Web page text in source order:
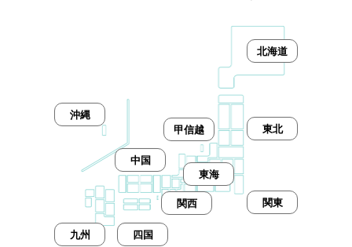
北海道
東北
甲信越
東海
関東
関西
中国
四国
九州
沖縄